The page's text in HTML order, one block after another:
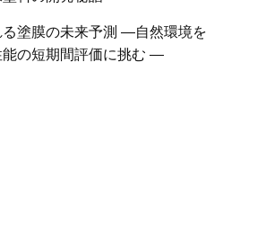
塗膜の未来予測 ―自然環境を
の短期間評価に挑む ―